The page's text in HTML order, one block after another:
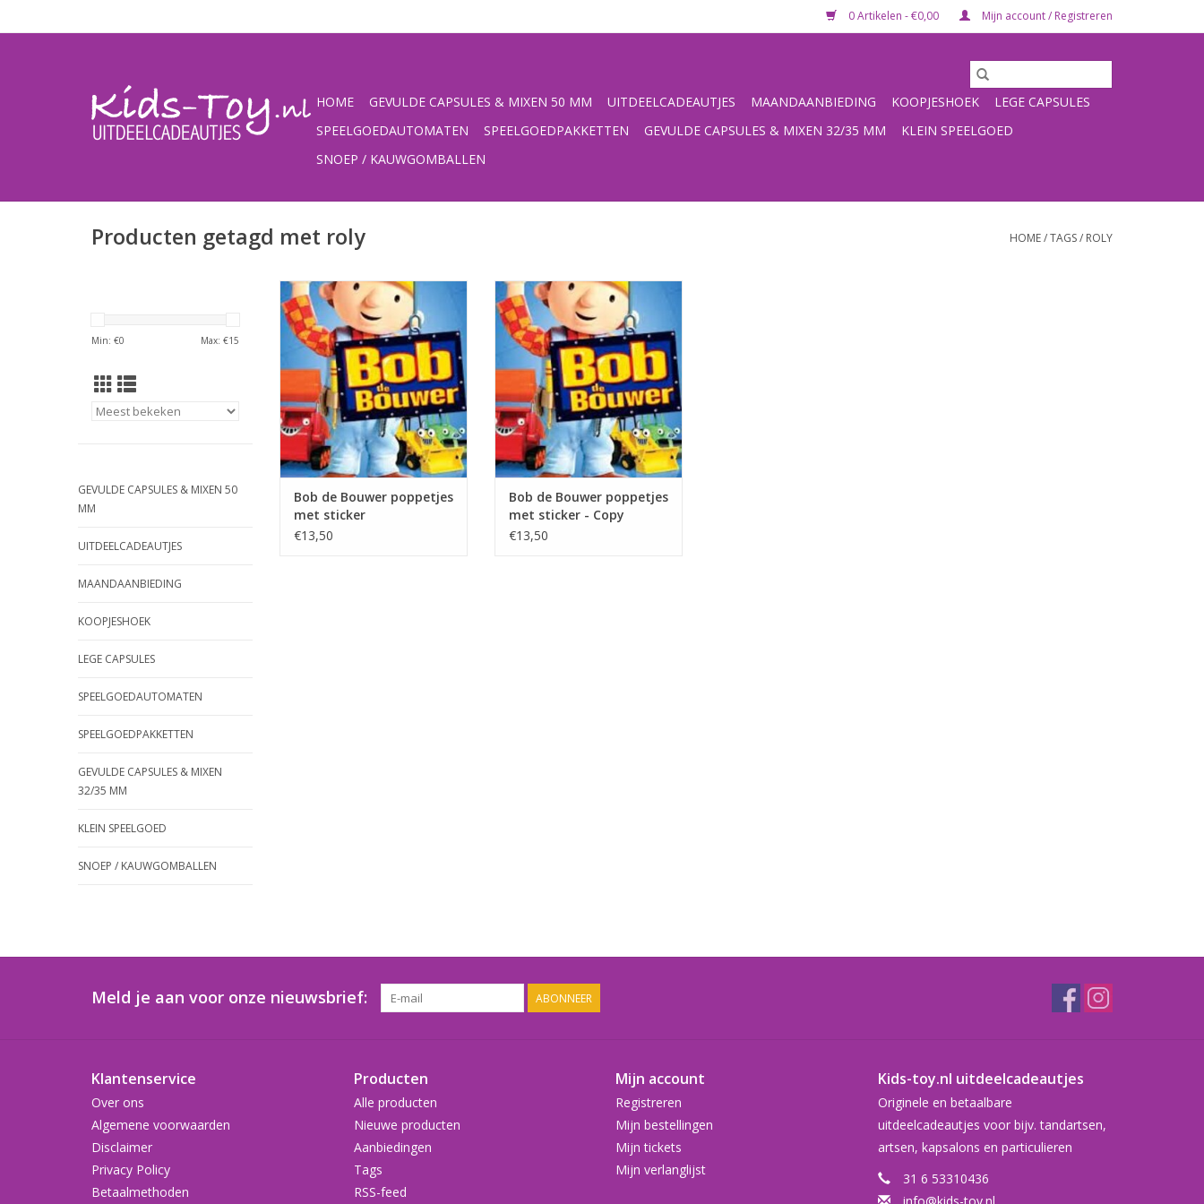
0 Artikelen - €0,00 Mijn account / Registreren
HOME GEVULDE CAPSULES & MIXEN 50 MM UITDEELCADEAUTJES MAANDAANBIEDING KOOPJESHOEK
LEGE CAPSULES
SPEELGOEDAUTOMATEN
SPEELGOEDPAKKETTEN GEVULDE CAPSULES & MIXEN 32/35 MM
KLEIN SPEELGOED
SNOEP / KAUWGOMBALLEN
Producten getagd met roly HOME/TAGS/ ROLY
Min: €0 Max: €15
GEVULDE CAPSULES & MIXEN 50
MM
UITDEELCADEAUTJES
MAANDAANBIEDING
KOOPJESHOEK
LEGE CAPSULES
SPEELGOEDAUTOMATEN
SPEELGOEDPAKKETTEN
GEVULDE CAPSULES & MIXEN
32/35 MM
KLEIN SPEELGOED
SNOEP / KAUWGOMBALLEN
Bob de Bouwer poppetjes met
sticker
TOEVOEGEN AAN WINKELWAGEN
Bob de Bouwer poppetjes
met sticker
€13,50
Bob de Bouwer poppetjes met
sticker
TOEVOEGEN AAN WINKELWAGEN
Bob de Bouwer poppetjes
met sticker - Copy
€13,50
Meld je aan voor onze nieuwsbrief: ABONNEER
Klantenservice
Over ons
Algemene voorwaarden
Disclaimer
Privacy Policy
Betaalmethoden
Producten
Alle producten
Nieuwe producten
Aanbiedingen
Tags
RSS-feed
Mijn account
Registreren
Mijn bestellingen
Mijn tickets
Mijn verlanglijst
Kids-toy.nl uitdeelcadeautjes
Originele en betaalbare
uitdeelcadeautjes voor bijv. tandartsen,
artsen, kapsalons en particulieren
31 6 53310436